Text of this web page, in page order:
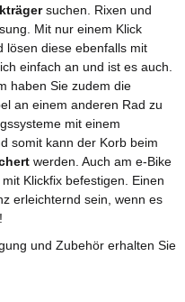
suchen. Rixen und
Mit nur einem Klick
lösen diese ebenfalls mit
einfach an und ist es auch.
haben Sie zudem die
an einem anderen Rad zu
mit einem
somit kann der Korb beim
werden. Auch am e-Bike
Klickfix befestigen. Einen
erleichternd sein, wenn es
und Zubehör erhalten Sie